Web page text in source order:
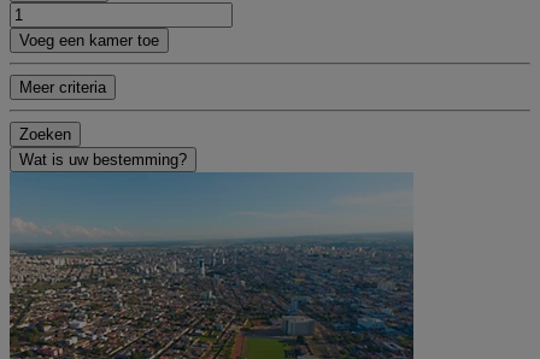
Voeg een kamer toe
Meer criteria
Zoeken
Wat is uw bestemming?